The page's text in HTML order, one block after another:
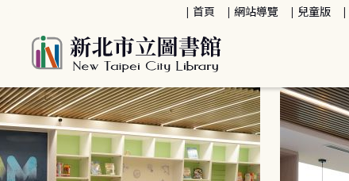
首頁 網站導覽 兒童版